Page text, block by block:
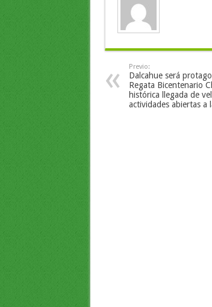
Previo:
Dalcahue será
Regata Bicentenario
histórica llegada de
actividades abiertas a